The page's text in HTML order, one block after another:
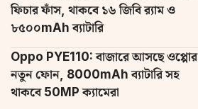
ফিচার ফাঁস, থাকবে ১৬ জিবি র‌্যাম ও
৮৫০০mAh ব্যাটারি
Oppo PYE110: বাজারে আসছে ওপ্পোর
নতুন ফোন, 8000mAh ব্যাটারি সহ
থাকবে 50MP ক্যামেরা